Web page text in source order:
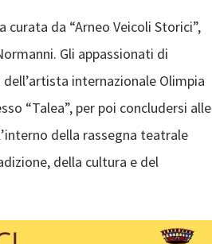
curata da “Arneo Veicoli Storici”,
Gli appassionati di
internazionale Olimpia
“Talea”, per poi concludersi alle
della rassegna teatrale
della cultura e del